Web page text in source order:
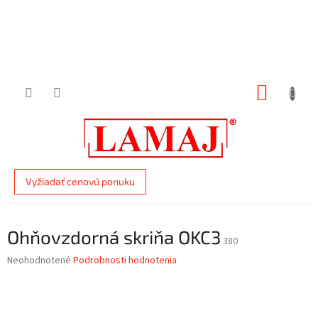
Vyžiadať cenovú ponuku
Ohňovzdorná skriňa OKC3 380
Priemerné
Neohodnotené Podrobnosti hodnotenia